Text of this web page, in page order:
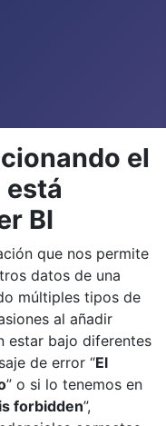
el
está
BI
que nos permite
datos de una
múltiples tipos de
al añadir
estar bajo diferentes
de error “El
” o si lo tenemos en
forbidden”,